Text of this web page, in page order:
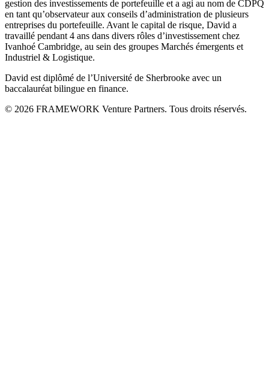
gestion des investissements de portefeuille et a agi au nom de CDPQ
en tant qu’observateur aux conseils d’administration de plusieurs
entreprises du portefeuille. Avant le capital de risque, David a
travaillé pendant 4 ans dans divers rôles d’investissement chez
Ivanhoé Cambridge, au sein des groupes Marchés émergents et
Industriel & Logistique.
David est diplômé de l’Université de Sherbrooke avec un
baccalauréat bilingue en finance.
© 2026 FRAMEWORK Venture Partners. Tous droits réservés.